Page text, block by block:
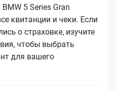
5 Series Gran
квитанции и чеки. Если
о страховке, изучите
чтобы выбрать
для вашего